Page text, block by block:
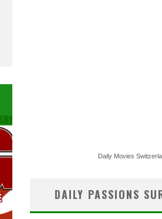
Daily Movies
DAILY PASSIONS